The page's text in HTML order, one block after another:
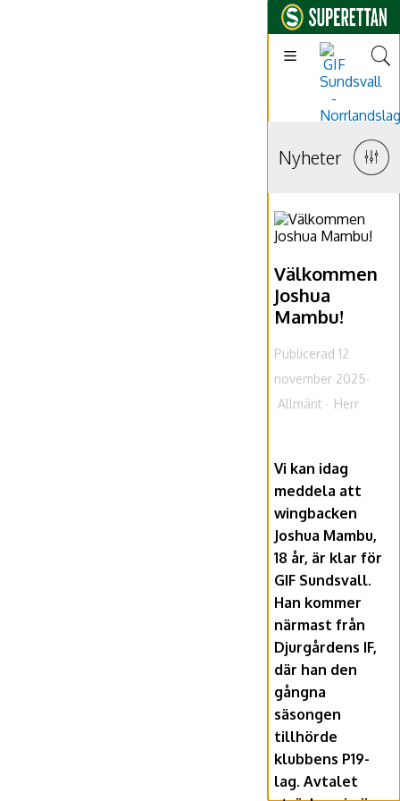
Nyheter
Välkommen
Joshua
Mambu!
Publicerad 12
november 2025
Allmänt
Herr
Vi kan idag
meddela att
wingbacken
Joshua Mambu,
18 år, är klar för
GIF Sundsvall.
Han kommer
närmast från
Djurgårdens IF,
där han den
gångna
säsongen
tillhörde
klubbens P19-
lag. Avtalet